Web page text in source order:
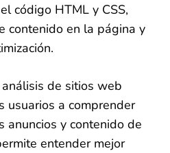
código HTML y CSS,
contenido en la página y
de sitios web
usuarios a comprender
anuncios y contenido de
entender mejor